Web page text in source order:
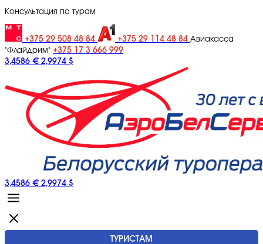
Консультация по турам
+375 29 508 48 84 +375 29 114 48 84 Авиакасса
"Флайдрим" +375 17 3 666 999
3,4586 € 2,9974 $
3,4586 € 2,9974 $
ТУРИСТАМ